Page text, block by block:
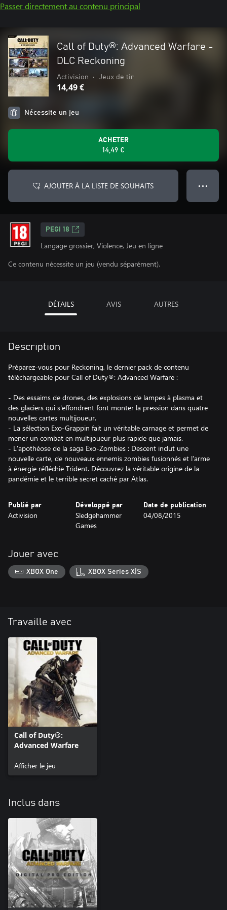
Passer directement au contenu principal
Call of Duty®: Advanced Warfare -
DLC Reckoning
Activision • Jeux de tir
14,49 €
Nécessite un jeu
ACHETER
14,49 €
AJOUTER À LA LISTE DE SOUHAITS ● ● ●
PEGI 18
Langage grossier, Violence, Jeu en ligne
Ce contenu nécessite un jeu (vendu séparément).
DÉTAILS AVIS AUTRES
Description
Préparez-vous pour Reckoning, le dernier pack de contenu
téléchargeable pour Call of Duty®: Advanced Warfare :
- Des essaims de drones, des explosions de lampes à plasma et
des glaciers qui s'effondrent font monter la pression dans quatre
nouvelles cartes multijoueur.
- La sélection Exo-Grappin fait un véritable carnage et permet de
mener un combat en multijoueur plus rapide que jamais.
- L'apothéose de la saga Exo-Zombies : Descent inclut une
nouvelle carte, de nouveaux ennemis zombies fusionnés et l'arme
à énergie réfléchie Trident. Découvrez la véritable origine de la
pandémie et le terrible secret caché par Atlas.
Publié par
Activision
Développé par
Sledgehammer
Games
Date de publication
04/08/2015
Jouer avec
XBOX One XBOX Series X|S
Travaille avec
Call of Duty®:
Advanced Warfare
Afficher le jeu
Inclus dans